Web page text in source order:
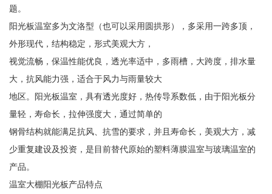
题。
阳光板温室多为文洛型（也可以采用圆拱形），多采用一跨多顶，
外形现代，结构稳定，形式美观大方，
视觉流畅，保温性能优良，透光率适中，多雨槽，大跨度，排水量
大，抗风能力强，适合于风力与雨量较大
地区。阳光板温室，具有透光度好，热传导系数低，由于阳光板分
量轻，寿命长，拉伸强度大，通过简单的
钢骨结构就能满足抗风、抗雪的要求，并且寿命长，美观大方，减
少重复建设及投资，是目前替代原始的塑料薄膜温室与玻璃温室的
产品。
温室大棚阳光板产品特点